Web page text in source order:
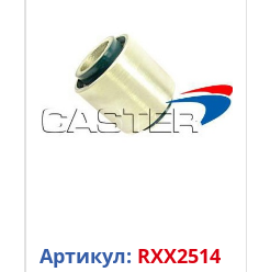
Артикул: RXX2514